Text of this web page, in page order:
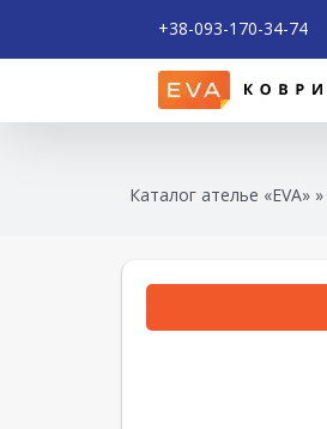
+38-093-170-34-74
Каталог ателье «EVA» »